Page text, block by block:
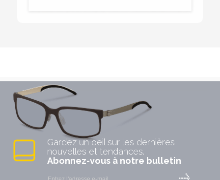
Gardez un oeil sur les dernières
nouvelles et tendances.
Abonnez-vous à notre bulletin